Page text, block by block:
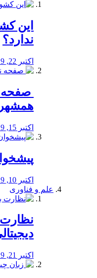
این
ندارد؟
اکتبر 22, 2019
اکتبر 15, 2019
اکتبر 10, 2019
علم و فناوری
اکتبر 21, 2019